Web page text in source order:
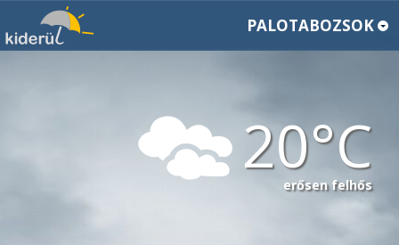
PALOTABOZSOK
20
erősen felhős